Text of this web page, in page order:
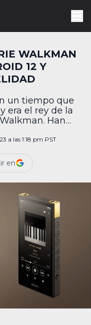
WALKMAN
12 Y
un tiempo que
era el rey de la
Han
streaming
que la
a las 1:18 pm PST
en